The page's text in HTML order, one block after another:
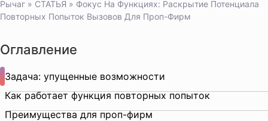
Рычаг » СТАТЬЯ » Фокус На Функциях: Раскрытие Потенциала
Повторных Попыток Вызовов Для Проп-Фирм
Оглавление
Задача: упущенные возможности
Как работает функция повторных попыток
Преимущества для проп-фирм